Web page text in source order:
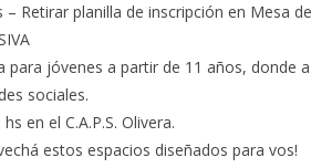
Retirar planilla de inscripción en Mesa
para jóvenes a partir de 11 años, donde
sociales.
en el C.A.P.S. Olivera.
estos espacios diseñados para vos!